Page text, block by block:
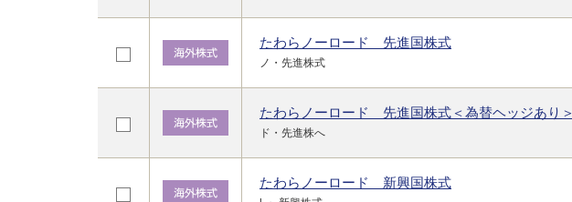
たわらノーロード 先進国株式
ノ・先進株式
たわらノーロード 先進国株式＜為替ヘッジあり＞
ド・先進株へ
たわらノーロード 新興国株式